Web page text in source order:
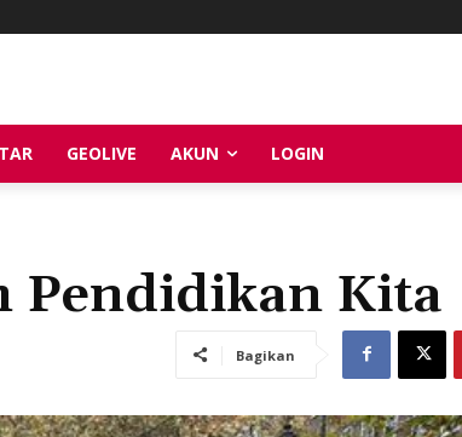
GEOLIVE AKUN LOGIN
Pendidikan Kita
Bagikan